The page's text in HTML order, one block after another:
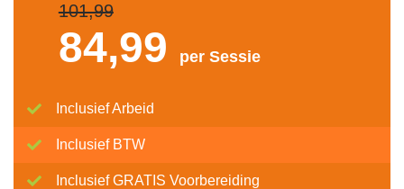
101,99
84,99 per Sessie
Inclusief Arbeid
Inclusief BTW
Inclusief GRATIS Voorbereiding